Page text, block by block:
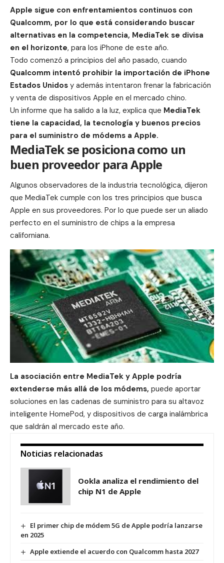
Apple sigue con enfrentamientos continuos con
Qualcomm, por lo que está considerando buscar
alternativas en la competencia, MediaTek se divisa
en el horizonte, para los iPhone de este año.
Todo comenzó a principios del año pasado, cuando
Qualcomm intentó prohibir la importación de iPhone
Estados Unidos y además intentaron frenar la fabricación
y venta de dispositivos Apple en el mercado chino.
Un informe que ha salido a la luz, explica que MediaTek
tiene la capacidad, la tecnología y buenos precios
para el suministro de módems a Apple.
MediaTek se posiciona como un
buen proveedor para Apple
Algunos observadores de la industria tecnológica, dijeron
que MediaTek cumple con los tres principios que busca
Apple en sus proveedores. Por lo que puede ser un aliado
perfecto en el suministro de chips a la empresa
californiana.
La asociación entre MediaTek y Apple podría
extenderse más allá de los módems, puede aportar
soluciones en las cadenas de suministro para su altavoz
inteligente HomePod, y dispositivos de carga inalámbrica
que saldrán al mercado este año.
Noticias relacionadas
Ookla analiza el rendimiento del
chip N1 de Apple
El primer chip de módem 5G de Apple podría lanzarse
en 2025
Apple extiende el acuerdo con Qualcomm hasta 2027